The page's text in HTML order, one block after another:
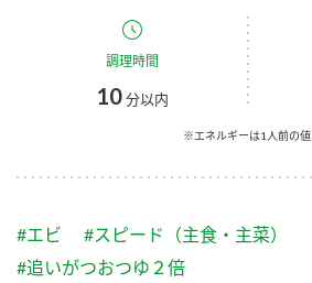
スープ
ふりかけ
お酢ドリンク
つゆ
納豆のサイト
企業理念
ミツカンの歴史
ミツカンを知る
環境への取り組み
お客様相談センター
調理時間
10分以内
※エネルギーは1人前の値
#エビ
#スピード（主食・主菜）
#追いがつおつゆ２倍